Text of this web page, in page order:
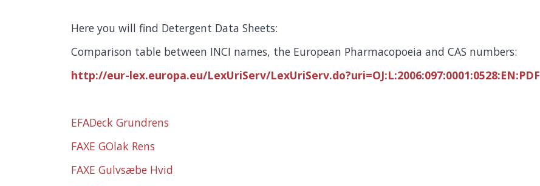
Here you will find Detergent Data Sheets:
Comparison table between INCI names, the European Pharmacopoeia and CAS numbers:
http://eur-lex.europa.eu/LexUriServ/LexUriServ.do?uri=OJ:L:2006:097:0001:0528:EN:PDF
EFADeck Grundrens
FAXE GOlak Rens
FAXE Gulvsæbe Hvid